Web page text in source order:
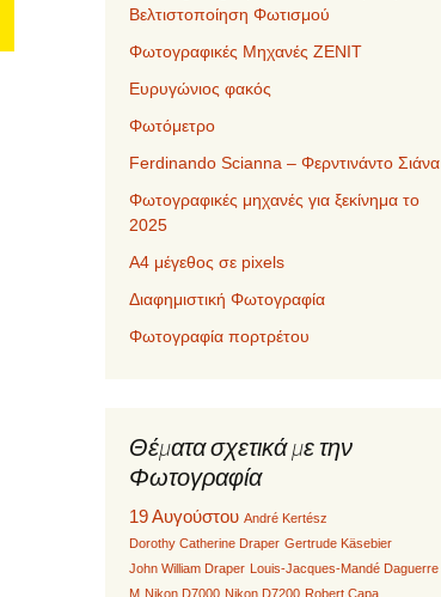
Βελτιστοποίηση Φωτισμού
Φωτογραφικές Μηχανές ZENIT
Ευρυγώνιος φακός
Φωτόμετρο
Ferdinando Scianna – Φερντινάντο Σιάνα
Φωτογραφικές μηχανές για ξεκίνημα το
2025
Α4 μέγεθος σε pixels
Διαφημιστική Φωτογραφία
Φωτογραφία πορτρέτου
Θέματα σχετικά με την
Φωτογραφία
19 Αυγούστου André Kertész
Dorothy Catherine Draper Gertrude Käsebier
John William Draper Louis-Jacques-Mandé Daguerre
M Nikon D7000 Nikon D7200 Robert Capa